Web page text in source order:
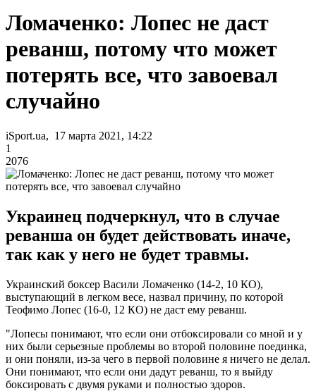
Ломаченко: Лопес не даст
реванш, потому что может
потерять все, что завоевал
случайно
iSport.ua, 17 марта 2021, 14:22
1
2076
Украинец подчеркнул, что в случае
реванша он будет действовать иначе,
так как у него не будет травмы.
Украинский боксер Васили Ломаченко (14-2, 10 КО),
выступающий в легком весе, назвал причину, по которой
Теофимо Лопес (16-0, 12 КО) не даст ему реванш.
"Лопесы понимают, что если они отбоксировали со мной и у
них были серьезные проблемы во второй половине поединка,
и они поняли, из-за чего в первой половине я ничего не делал.
Они понимают, что если они дадут реванш, то я выйду
боксировать с двумя руками и полностью здоров.